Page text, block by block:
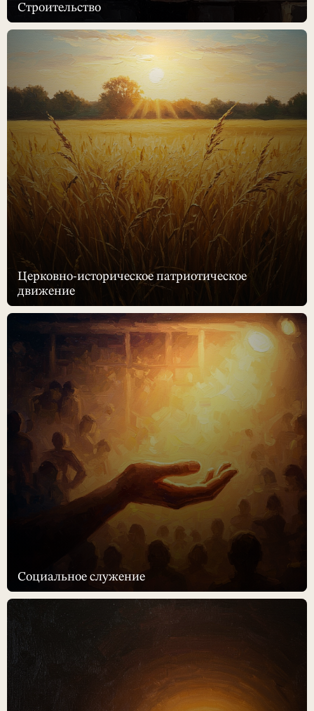
Строительство
Церковно-историческое патриотическое
движение
Социальное служение